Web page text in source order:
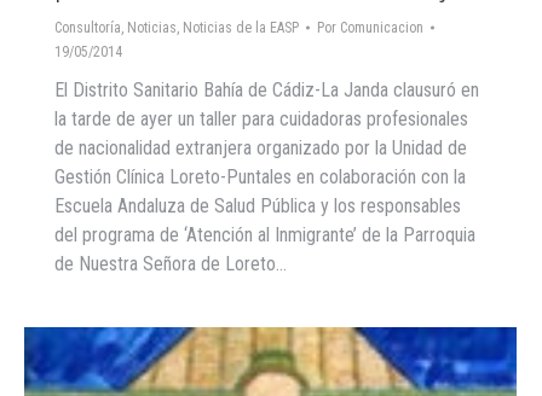
Consultoría, Noticias, Noticias de la EASP Por Comunicacion
19/05/2014
El Distrito Sanitario Bahía de Cádiz-La Janda clausuró en
la tarde de ayer un taller para cuidadoras profesionales
de nacionalidad extranjera organizado por la Unidad de
Gestión Clínica Loreto-Puntales en colaboración con la
Escuela Andaluza de Salud Pública y los responsables
del programa de ‘Atención al Inmigrante’ de la Parroquia
de Nuestra Señora de Loreto…